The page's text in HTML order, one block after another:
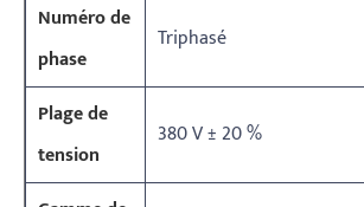
Numéro de
phase
Triphasé
Plage de
tension
380 V ± 20 %